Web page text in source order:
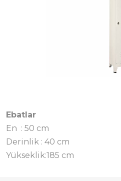
Ebatlar
En : 50 cm
Derinlik : 40 cm
Yükseklik:185 cm